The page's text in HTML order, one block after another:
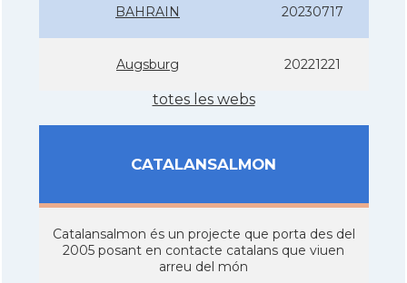
BAHRAIN 20230717
Augsburg 20221221
totes les webs
CATALANSALMON
Catalansalmon és un projecte que porta des del
2005 posant en contacte catalans que viuen
arreu del món